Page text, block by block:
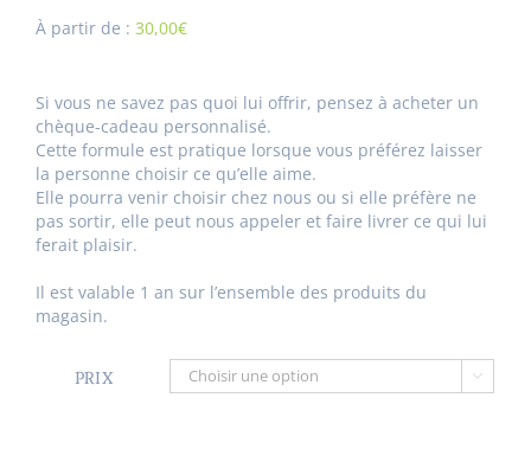
À partir de : 30,00€
Si vous ne savez pas quoi lui offrir, pensez à acheter un
chèque-cadeau personnalisé.
Cette formule est pratique lorsque vous préférez laisser
la personne choisir ce qu’elle aime.
Elle pourra venir choisir chez nous ou si elle préfère ne
pas sortir, elle peut nous appeler et faire livrer ce qui lui
ferait plaisir.
Il est valable 1 an sur l’ensemble des produits du
magasin.
PRIX 